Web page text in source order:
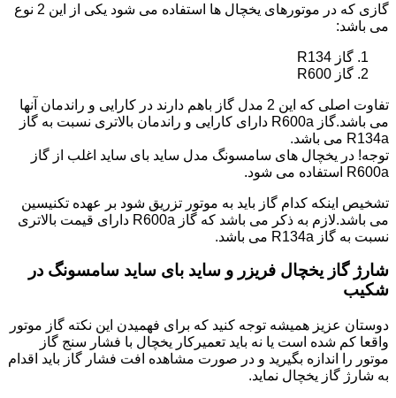
گازی که در موتورهای یخچال ها استفاده می شود یکی از این 2 نوع
می باشد:
گاز R134
گاز R600
تفاوت اصلی که این 2 مدل گاز باهم دارند در کارایی و راندمان آنها
می باشد.گاز R600a دارای کارایی و راندمان بالاتری نسبت به گاز
R134a می باشد.
توجه! در یخچال های سامسونگ مدل ساید بای ساید اغلب از گاز
R600a استفاده می شود.
تشخیص اینکه کدام گاز باید به موتور تزریق شود بر عهده تکنیسین
می باشد.لازم به ذکر می باشد که گاز R600a دارای قیمت بالاتری
نسبت به گاز R134a می باشد.
شارژ گاز یخچال فریزر و ساید بای ساید سامسونگ در
شکیب
دوستان عزیز همیشه توجه کنید که برای فهمیدن این نکته گاز موتور
واقعا کم شده است یا نه باید تعمیرکار یخچال با فشار سنج گاز
موتور را اندازه بگیرید و در صورت مشاهده افت فشار گاز باید اقدام
به شارژ گاز یخچال نماید.